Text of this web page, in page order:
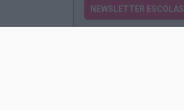
NEWSLETTER ESCOLAS